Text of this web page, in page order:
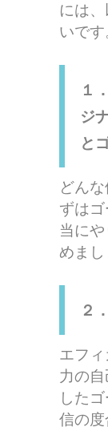
には
いです
１
ジ
と
どん
ずは
当に
めまし
２
エフ
力の
した
信の度